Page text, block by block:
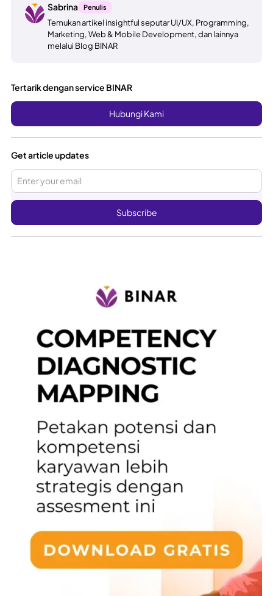
Sabrina Penulis
Temukan artikel insightful seputar UI/UX, Programming,
Marketing, Web & Mobile Development, dan lainnya
melalui Blog BINAR
Tertarik dengan service BINAR
Hubungi Kami
Get article updates